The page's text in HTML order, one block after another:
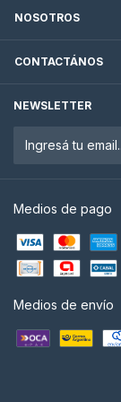
NOSOTROS
CONTACTÁNOS
NEWSLETTER
Medios de pago
Medios de envío